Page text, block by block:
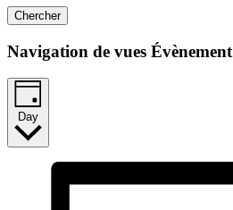
Chercher
Navigation de vues Évènement
Day